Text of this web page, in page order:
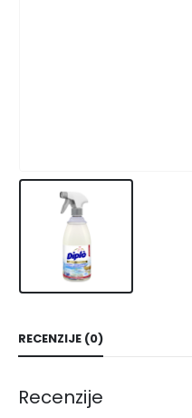
RECENZIJE (0)
Recenzije